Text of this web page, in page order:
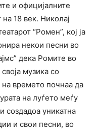
и официјалните
18 век. Николај
“Ромен”, кој ја
некои песни во
дека Ромите во
музика со
времето почнаа да
на луѓето меѓу
создадоа уникатна
и свои песни, во